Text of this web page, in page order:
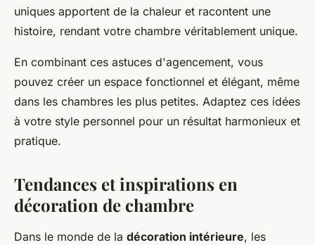
uniques apportent de la chaleur et racontent une
histoire, rendant votre chambre véritablement unique.
En combinant ces astuces d'agencement, vous
pouvez créer un espace fonctionnel et élégant, même
dans les chambres les plus petites. Adaptez ces idées
à votre style personnel pour un résultat harmonieux et
pratique.
Tendances et inspirations en
décoration de chambre
Dans le monde de la décoration intérieure, les